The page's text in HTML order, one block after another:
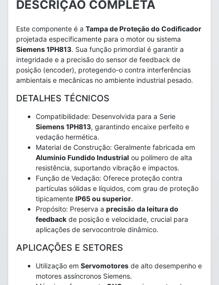
DESCRIÇÃO COMPLETA
Este componente é a Tampa de Proteção do Codificador
projetada especificamente para o motor ou sistema
Siemens 1PH813. Sua função primordial é garantir a
integridade e a precisão do sensor de feedback de
posição (encoder), protegendo-o contra interferências
ambientais e mecânicas no ambiente industrial pesado.
DETALHES TÉCNICOS
Compatibilidade: Desenvolvida para a Serie
Siemens 1PH813, garantindo encaixe perfeito e
vedação hermética.
Material de Construção: Geralmente fabricada em
Alumínio Fundido Industrial ou polímero de alta
resistência, suportando vibração e impactos.
Função de Vedação: Oferece proteção contra
partículas sólidas e líquidos, com grau de proteção
tipicamente IP65 ou superior.
Propósito: Preserva a precisão da leitura do
feedback de posição e velocidade, crucial para
aplicações de servocontrole dinâmico.
APLICAÇÕES E SETORES
Utilização em Servomotores de alto desempenho e
motores assíncronos Siemens.